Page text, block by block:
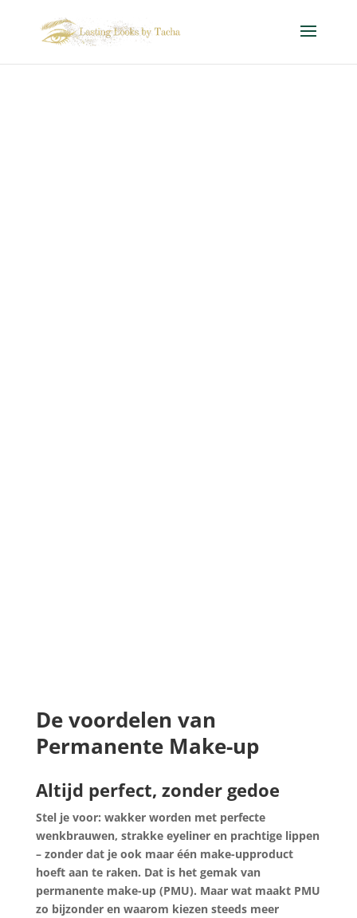
De voordelen van
Permanente Make-up
Altijd perfect, zonder gedoe
Stel je voor: wakker worden met perfecte
wenkbrauwen, strakke eyeliner en prachtige lippen
– zonder dat je ook maar één make-upproduct
hoeft aan te raken. Dat is het gemak van
permanente make-up (PMU). Maar wat maakt PMU
zo bijzonder en waarom kiezen steeds meer